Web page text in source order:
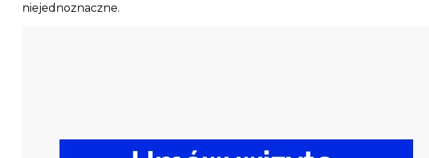
niejednoznaczne.